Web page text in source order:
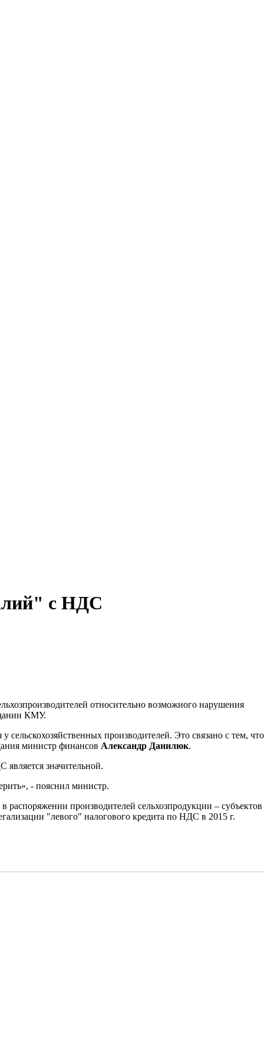
с НДС
относительно возможного нарушения
КМУ.
производителей. Это связано с тем, что
министр финансов Александр Данилюк.
значительной.
- пояснил министр.
производителей сельхозпродукции – субъектов
"левого" налогового кредита по НДС в 2015 г.